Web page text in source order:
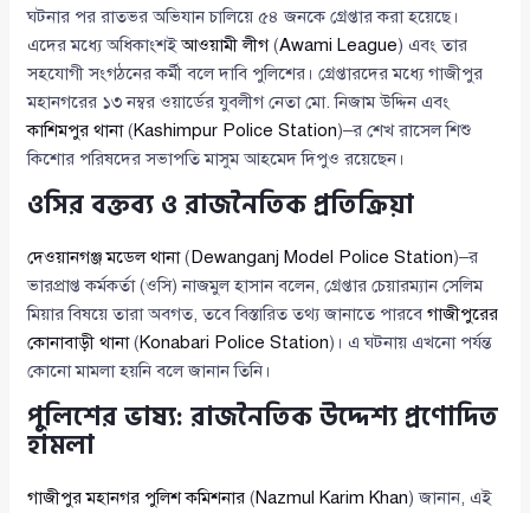
ঘটনার পর রাতভর অভিযান চালিয়ে ৫৪ জনকে গ্রেপ্তার করা হয়েছে।
এদের মধ্যে অধিকাংশইআওয়ামী লীগ(Awami League) এবং তার
সহযোগী সংগঠনের কর্মী বলে দাবি পুলিশের। গ্রেপ্তারদের মধ্যে গাজীপুর
মহানগরের ১৩ নম্বর ওয়ার্ডের যুবলীগ নেতা মো. নিজাম উদ্দিন এবং
কাশিমপুর থানা(Kashimpur Police Station)–র শেখ রাসেল শিশু
কিশোর পরিষদের সভাপতি মাসুম আহমেদ দিপুও রয়েছেন।
ওসির বক্তব্য ও রাজনৈতিক প্রতিক্রিয়া
দেওয়ানগঞ্জ মডেল থানা(Dewanganj Model Police Station)–র
ভারপ্রাপ্ত কর্মকর্তা (ওসি) নাজমুল হাসান বলেন, গ্রেপ্তার চেয়ারম্যান সেলিম
মিয়ার বিষয়ে তারা অবগত, তবে বিস্তারিত তথ্য জানাতে পারবেগাজীপুরের
কোনাবাড়ী থানা(Konabari Police Station)। এ ঘটনায় এখনো পর্যন্ত
কোনো মামলা হয়নি বলে জানান তিনি।
পুলিশের ভাষ্য: রাজনৈতিক উদ্দেশ্য প্রণোদিত
হামলা
গাজীপুর মহানগর পুলিশ কমিশনার (Nazmul Karim Khan) জানান, এই